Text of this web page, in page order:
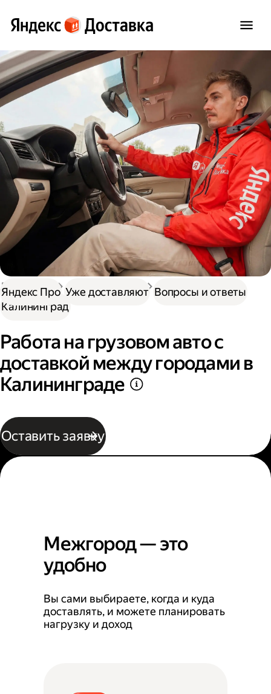
Доставка Нужна работа
Автокурьер
Калининград
Работа на грузовом авто с
доставкой между городами в
Калининграде
Оставить заявку
Яндекс Про Уже доставляют Вопросы и ответы
Межгород — это
удобно
Вы сами выбираете, когда и куда
доставлять, и можете планировать
нагрузку и доход